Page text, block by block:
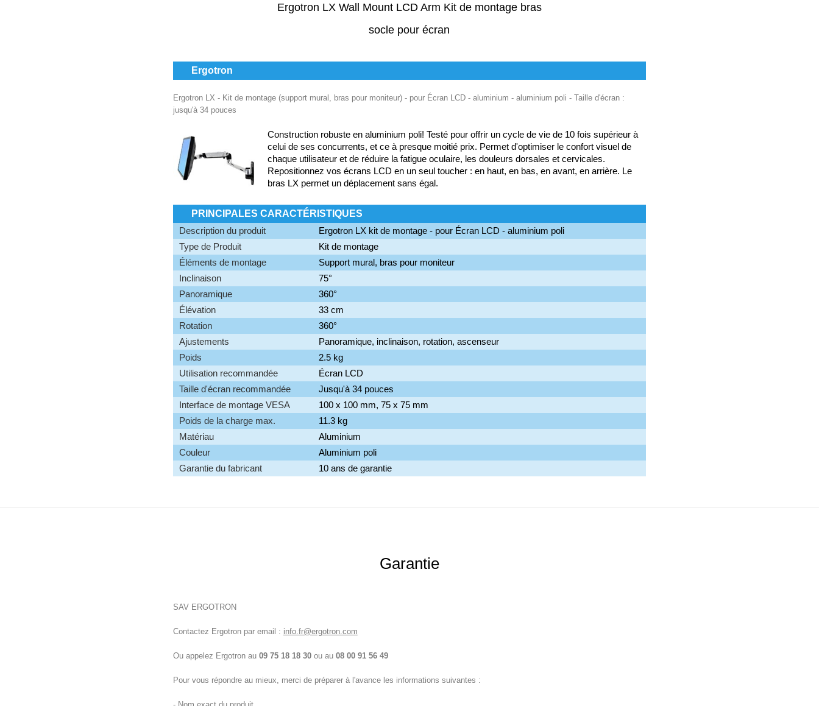
Ergotron LX Wall Mount LCD Arm Kit de montage bras
socle pour écran
Ergotron
Ergotron LX - Kit de montage (support mural, bras pour moniteur) - pour Écran LCD - aluminium - aluminium poli - Taille d'écran :
jusqu'à 34 pouces
Construction robuste en aluminium poli! Testé pour offrir un cycle de vie de 10 fois supérieur à
celui de ses concurrents, et ce à presque moitié prix. Permet d'optimiser le confort visuel de
chaque utilisateur et de réduire la fatigue oculaire, les douleurs dorsales et cervicales.
Repositionnez vos écrans LCD en un seul toucher : en haut, en bas, en avant, en arrière. Le
bras LX permet un déplacement sans égal.
PRINCIPALES CARACTÉRISTIQUES
Description du produit
Ergotron LX kit de montage - pour Écran LCD - aluminium poli
Type de Produit
Kit de montage
Éléments de montage
Support mural, bras pour moniteur
Inclinaison
75°
Panoramique
360°
Élévation
33 cm
Rotation
360°
Ajustements
Panoramique, inclinaison, rotation, ascenseur
Poids
2.5 kg
Utilisation recommandée
Écran LCD
Taille d'écran recommandée
Jusqu'à 34 pouces
Interface de montage VESA
100 x 100 mm, 75 x 75 mm
Poids de la charge max.
11.3 kg
Matériau
Aluminium
Couleur
Aluminium poli
Garantie du fabricant
10 ans de garantie
Garantie
SAV ERGOTRON
Contactez Ergotron par email : info.fr@ergotron.com
Ou appelez Ergotron au 09 75 18 18 30ou au 08 00 91 56 49
Pour vous répondre au mieux, merci de préparer à l'avance les informations suivantes :